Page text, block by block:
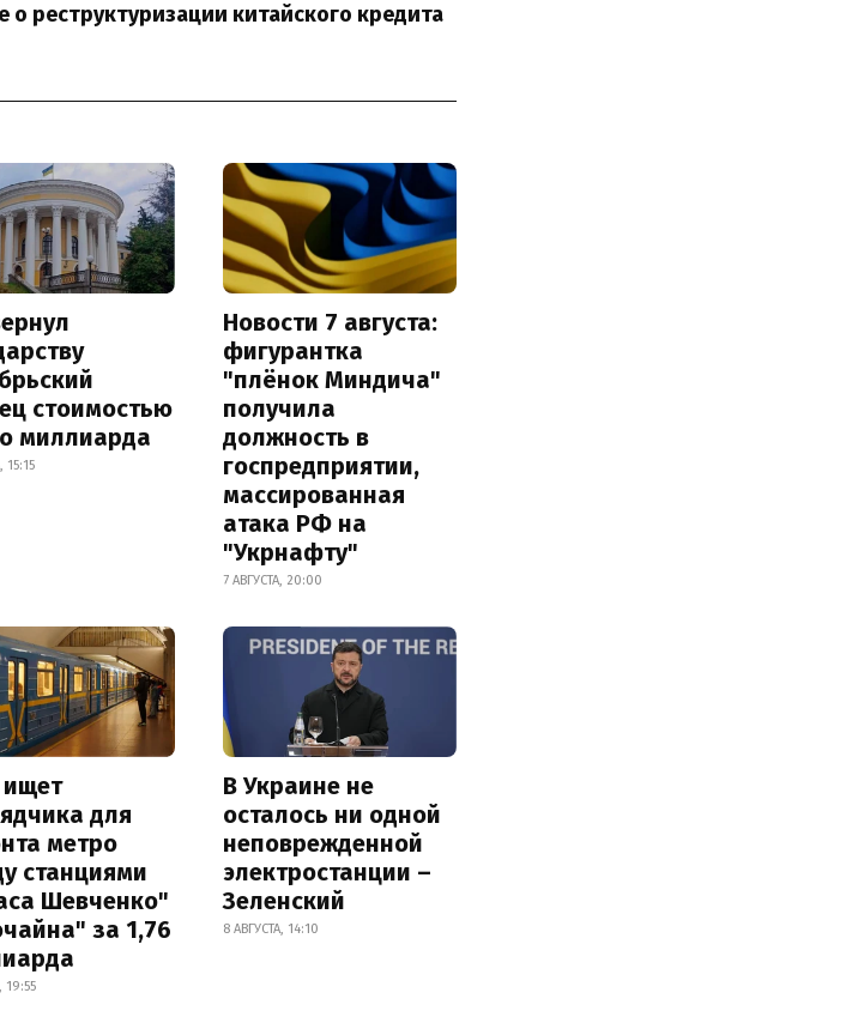
реструктуризации китайского кредита
стоимостью
миллиарда
15:15
Новости 7 августа:
фигурантка
"плёнок Миндича"
получила
должность в
госпредприятии,
массированная
атака РФ на
"Укрнафту"
7 АВГУСТА, 20:00
ищет
для
метро
станциями
Шевченко"
за 1,76
19:55
В Украине не
осталось ни одной
неповрежденной
электростанции –
Зеленский
8 АВГУСТА, 14:10